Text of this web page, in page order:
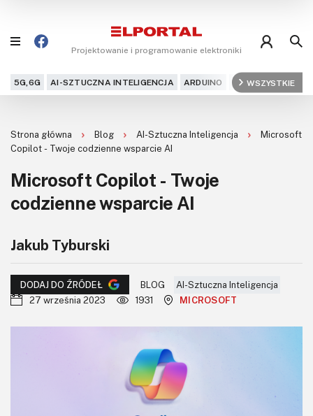
Projektowanie i programowanie elektroniki
5G,6G AI-SZTUCZNA INTELIGENCJA ARDUINO ARM AUDIO
WSZYSTKIE
Projekty
Kursy
DIY+
Czytelnia
Dla Ciebie
Newsletter
Strona główna Blog AI-Sztuczna Inteligencja
Microsoft
Copilot - Twoje codzienne wsparcie AI
Microsoft Copilot - Twoje
codzienne wsparcie AI
Jakub Tyburski
DODAJ DO ŹRÓDEŁ BLOG
AI-Sztuczna Inteligencja
27 września 2023
1931 MICROSOFT